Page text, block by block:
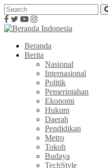
Beranda
Berita
Nasional
Internasional
Politik
Pemerintahan
Ekonomi
Hukum
Daerah
Pendidikan
Metro
Tokoh
Budaya
TechStyle